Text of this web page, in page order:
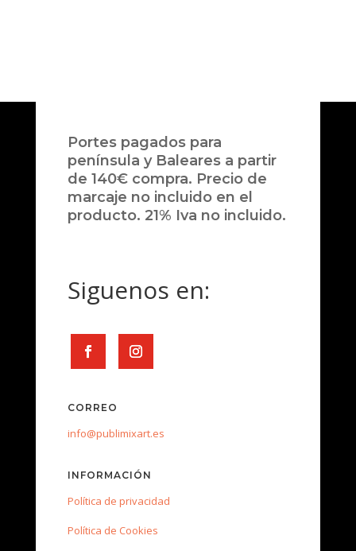
Portes pagados para
península y Baleares a partir
de 140€ compra. Precio de
marcaje no incluido en el
producto. 21% Iva no incluido.
Siguenos en:
CORREO
info@publimixart.es
INFORMACIÓN
Política de privacidad
Política de Cookies